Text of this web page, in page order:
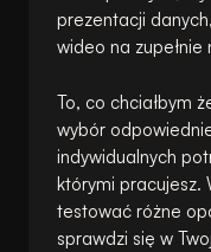
prezentacji
wideo na zupełnie
To, co chciałbym
wybór
indywidualnych
którymi pracujesz.
testować różne
sprawdzi się w